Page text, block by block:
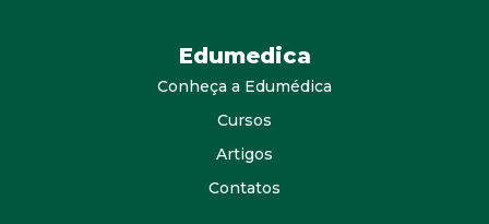
Edumedica
Conheça a Edumédica
Cursos
Artigos
Contatos